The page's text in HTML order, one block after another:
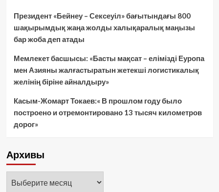
Президент «Бейнеу – Сексеуіл» бағытындағы 800
шақырымдық жаңа жолды халықаралық маңызы
бар жоба деп атады
Мемлекет басшысы: «Басты мақсат – елімізді Еуропа
мен Азияны жалғастыратын жетекші логистикалық
желінің біріне айналдыру»
Касым-Жомарт Токаев:« В прошлом году было
построено и отремонтировано 13 тысяч километров
дорог»
Архивы